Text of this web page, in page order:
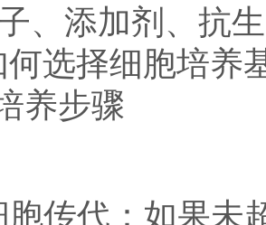
、添加剂、抗
选择细胞培养
养步骤
胞传代：如果未